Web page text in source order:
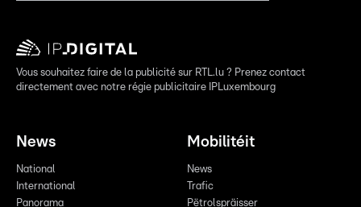
Vous souhaitez faire de la publicité sur RTL.lu ? Prenez contact
directement avec notre régie publicitaire IPLuxembourg
News
National
International
Panorama
Mobilitéit
News
Trafic
Pëtrolspräisser